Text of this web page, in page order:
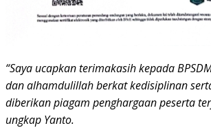
“Saya ucapkan terimakasih kepada
dan alhamdulillah berkat kedisiplinan
diberikan piagam penghargaan peserta
ungkap Yanto.